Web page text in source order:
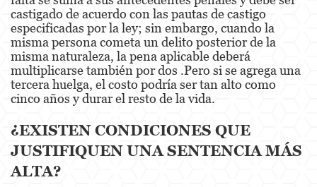
Manslaughter
Murder
Voluntary Manslaughter
White Collar Crimes
castigado de acuerdo con las pautas de castigo
especificadas por la ley; sin embargo, cuando la
misma persona cometa un delito posterior de la
misma naturaleza, la pena aplicable deberá
multiplicarse también por dos .Pero si se agrega una
tercera huelga, el costo podría ser tan alto como
cinco años y durar el resto de la vida.
¿EXISTEN CONDICIONES QUE
JUSTIFIQUEN UNA SENTENCIA MÁS
ALTA?